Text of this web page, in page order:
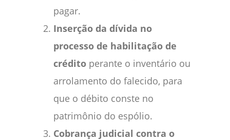
pagar.
Inserção da dívida no
processo de habilitação de
crédito perante o inventário ou
arrolamento do falecido, para
que o débito conste no
patrimônio do espólio.
Cobrança judicial contra o